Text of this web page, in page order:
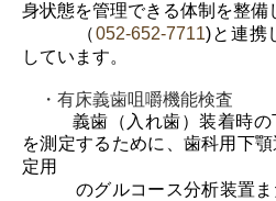
身状態を管理できる体制を整備
（052-652-7711)と連携
しています。
・有床義歯咀嚼機能検査
義歯（入れ歯）装着時
を測定するために、歯科用下顎
定用
のグルコース分析装置ま